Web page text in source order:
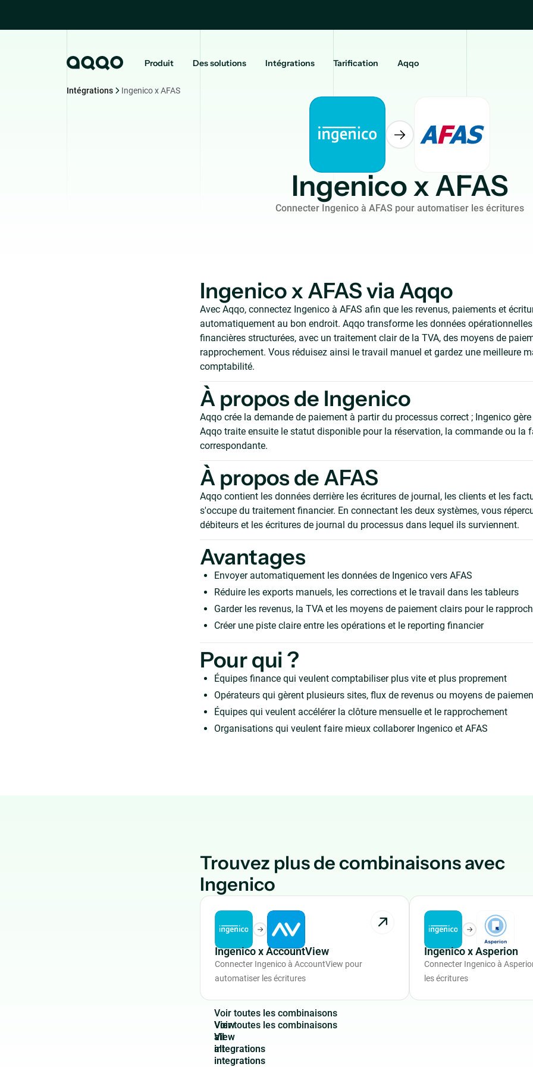
Produit Des solutions Intégrations Tarification Aqqo
Intégrations Ingenico x AFAS
Ingenico x AFAS
Connecter Ingenico à AFAS pour automatiser les écritures
Ingenico x AFAS via Aqqo
Avec Aqqo, connectez Ingenico à AFAS afin que les revenus, paiements et
automatiquement au bon endroit. Aqqo transforme les données
financières structurées, avec un traitement clair de la TVA, des moyens de
rapprochement. Vous réduisez ainsi le travail manuel et gardez une meilleure
comptabilité.
À propos de Ingenico
Aqqo crée la demande de paiement à partir du processus correct ; Ingenico
Aqqo traite ensuite le statut disponible pour la réservation, la commande ou la
correspondante.
À propos de AFAS
Aqqo contient les données derrière les écritures de journal, les clients et les
s'occupe du traitement financier. En connectant les deux systèmes, vous
débiteurs et les écritures de journal du processus dans lequel ils surviennent.
Avantages
Envoyer automatiquement les données de Ingenico vers AFAS
Réduire les exports manuels, les corrections et le travail dans les tableurs
Garder les revenus, la TVA et les moyens de paiement clairs pour le
Créer une piste claire entre les opérations et le reporting financier
Pour qui ?
Équipes finance qui veulent comptabiliser plus vite et plus proprement
Opérateurs qui gèrent plusieurs sites, flux de revenus ou moyens de
Équipes qui veulent accélérer la clôture mensuelle et le rapprochement
Organisations qui veulent faire mieux collaborer Ingenico et AFAS
Trouvez plus de combinaisons avec
Ingenico
Ingenico x AccountView
Connecter Ingenico à AccountView pour
automatiser les écritures
Ingenico x Asperion
Connecter Ingenico à
les écritures
Voir toutes les combinaisons
View
all
integrations